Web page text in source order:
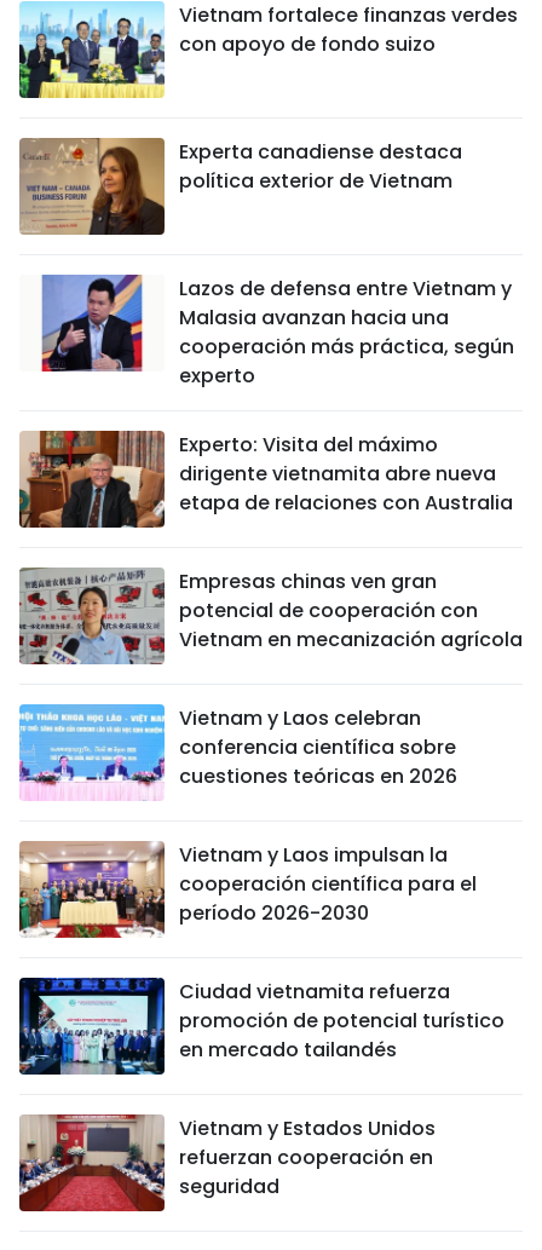
Vietnam fortalece finanzas verdes
con apoyo de fondo suizo
Experta canadiense destaca
política exterior de Vietnam
Lazos de defensa entre Vietnam y
Malasia avanzan hacia una
cooperación más práctica, según
experto
Experto: Visita del máximo
dirigente vietnamita abre nueva
etapa de relaciones con Australia
Empresas chinas ven gran
potencial de cooperación con
Vietnam en mecanización agrícola
Vietnam y Laos celebran
conferencia científica sobre
cuestiones teóricas en 2026
Vietnam y Laos impulsan la
cooperación científica para el
período 2026-2030
Ciudad vietnamita refuerza
promoción de potencial turístico
en mercado tailandés
Vietnam y Estados Unidos
refuerzan cooperación en
seguridad